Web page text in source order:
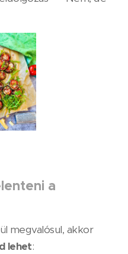
a
megvalósul, akkor
lehet: